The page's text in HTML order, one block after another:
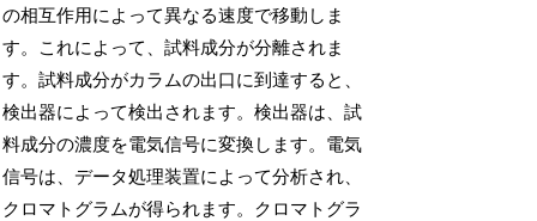
の相互作用によって異なる速度で移動しま
す。これによって、試料成分が分離されま
す。試料成分がカラムの出口に到達すると、
検出器によって検出されます。検出器は、試
料成分の濃度を電気信号に変換します。電気
信号は、データ処理装置によって分析され、
クロマトグラムが得られます。クロマトグラ